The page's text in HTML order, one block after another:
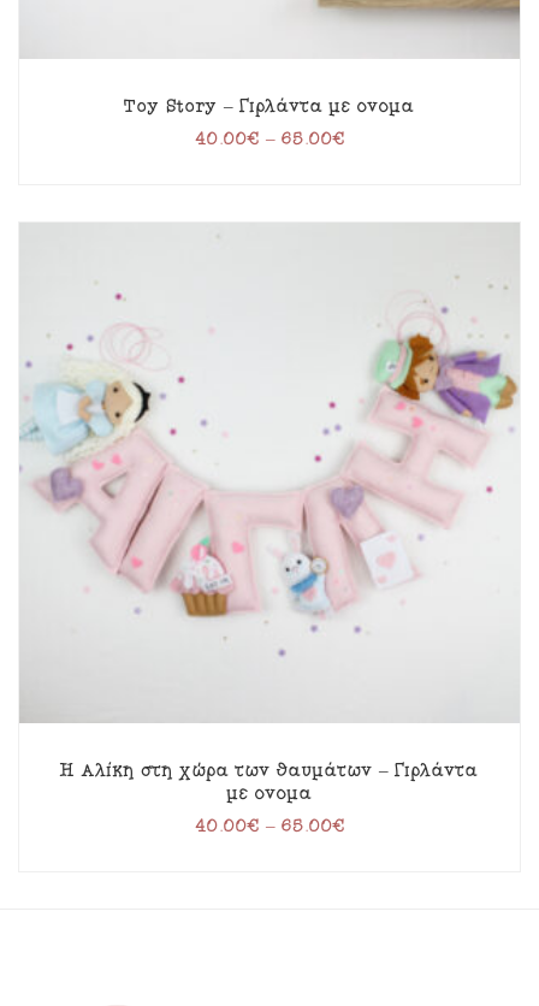
Toy Story – Γιρλάντα με όνομα
40.00€ – 65.00€
Η Αλίκη στη χώρα των θαυμάτων – Γιρλάντα
με όνομα
40.00€ – 65.00€